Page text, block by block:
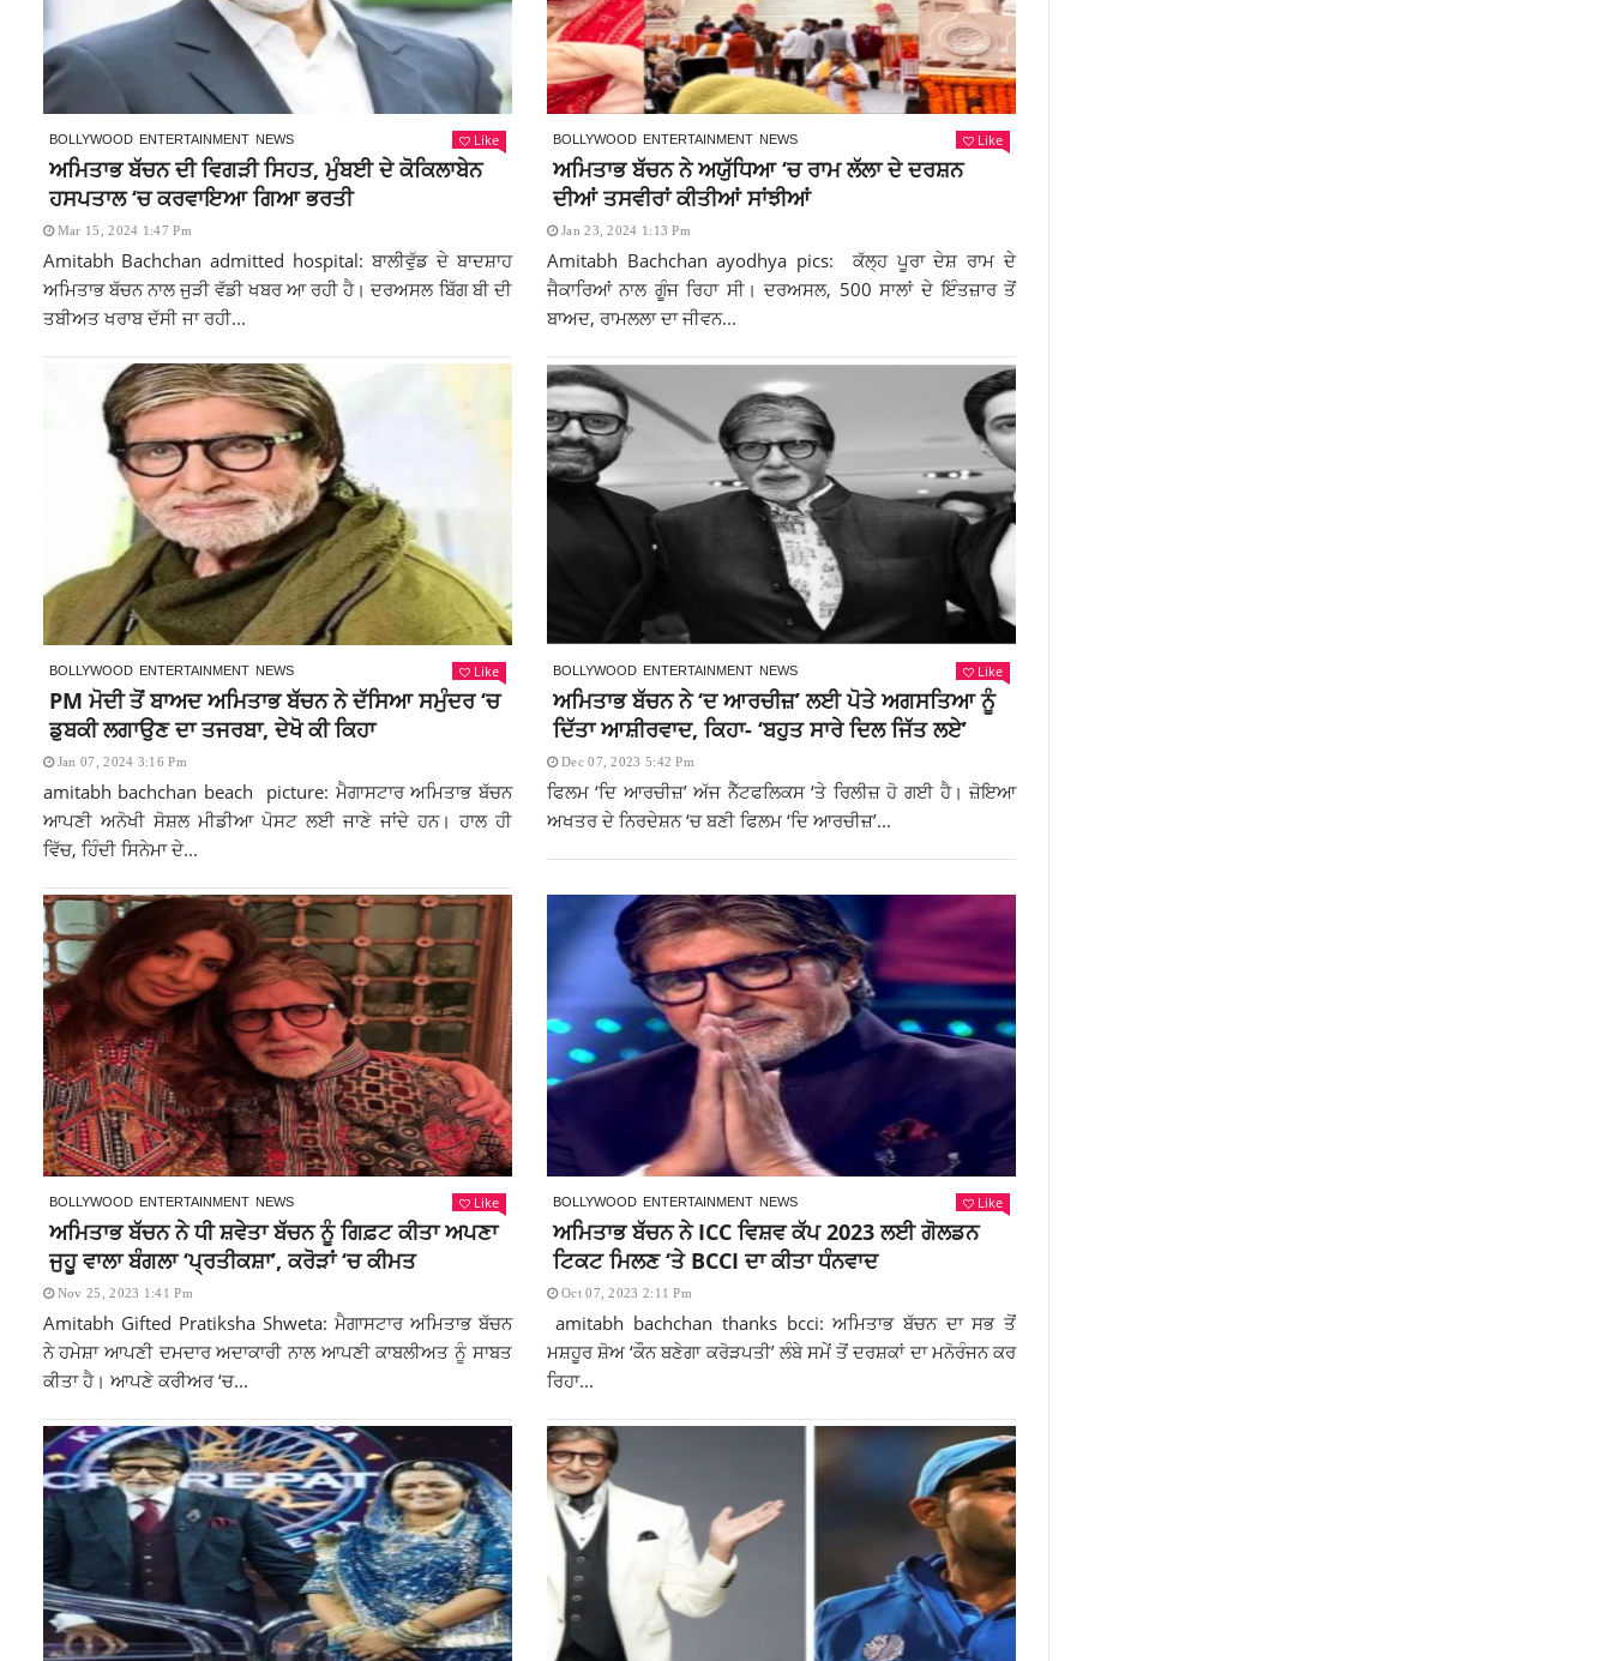
BOLLYWOOD ENTERTAINMENT NEWS Like
ਅਮਿਤਾਭ ਬੱਚਨ ਦੀ ਵਿਗੜੀ ਸਿਹਤ, ਮੁੰਬਈ ਦੇ ਕੋਕਿਲਾਬੇਨ
ਹਸਪਤਾਲ ‘ਚ ਕਰਵਾਇਆ ਗਿਆ ਭਰਤੀ
Mar 15, 2024 1:47 Pm
Amitabh Bachchan admitted hospital: ਬਾਲੀਵੁੱਡ ਦੇ ਬਾਦਸ਼ਾਹ
ਅਮਿਤਾਭ ਬੱਚਨ ਨਾਲ ਜੁੜੀ ਵੱਡੀ ਖਬਰ ਆ ਰਹੀ ਹੈ। ਦਰਅਸਲ ਬਿੱਗ ਬੀ ਦੀ
ਤਬੀਅਤ ਖਰਾਬ ਦੱਸੀ ਜਾ ਰਹੀ...
BOLLYWOOD ENTERTAINMENT NEWS Like
ਅਮਿਤਾਭ ਬੱਚਨ ਨੇ ਅਯੁੱਧਿਆ ‘ਚ ਰਾਮ ਲੱਲਾ ਦੇ ਦਰਸ਼ਨ
ਦੀਆਂ ਤਸਵੀਰਾਂ ਕੀਤੀਆਂ ਸਾਂਝੀਆਂ
Jan 23, 2024 1:13 Pm
Amitabh Bachchan ayodhya pics: ਕੱਲ੍ਹ ਪੂਰਾ ਦੇਸ਼ ਰਾਮ ਦੇ
ਜੈਕਾਰਿਆਂ ਨਾਲ ਗੂੰਜ ਰਿਹਾ ਸੀ। ਦਰਅਸਲ, 500 ਸਾਲਾਂ ਦੇ ਇੰਤਜ਼ਾਰ ਤੋਂ
ਬਾਅਦ, ਰਾਮਲਲਾ ਦਾ ਜੀਵਨ...
BOLLYWOOD ENTERTAINMENT NEWS Like
PM ਮੋਦੀ ਤੋਂ ਬਾਅਦ ਅਮਿਤਾਭ ਬੱਚਨ ਨੇ ਦੱਸਿਆ ਸਮੁੰਦਰ ‘ਚ
ਡੁਬਕੀ ਲਗਾਉਣ ਦਾ ਤਜਰਬਾ, ਦੇਖੋ ਕੀ ਕਿਹਾ
Jan 07, 2024 3:16 Pm
amitabh bachchan beach picture: ਮੈਗਾਸਟਾਰ ਅਮਿਤਾਭ ਬੱਚਨ
ਆਪਣੀ ਅਨੋਖੀ ਸੋਸ਼ਲ ਮੀਡੀਆ ਪੋਸਟ ਲਈ ਜਾਣੇ ਜਾਂਦੇ ਹਨ। ਹਾਲ ਹੀ
ਵਿੱਚ, ਹਿੰਦੀ ਸਿਨੇਮਾ ਦੇ...
BOLLYWOOD ENTERTAINMENT NEWS Like
ਅਮਿਤਾਭ ਬੱਚਨ ਨੇ ‘ਦ ਆਰਚੀਜ਼’ ਲਈ ਪੋਤੇ ਅਗਸਤਿਆ ਨੂੰ
ਦਿੱਤਾ ਆਸ਼ੀਰਵਾਦ, ਕਿਹਾ- ‘ਬਹੁਤ ਸਾਰੇ ਦਿਲ ਜਿੱਤ ਲਏ’
Dec 07, 2023 5:42 Pm
ਫਿਲਮ ‘ਦਿ ਆਰਚੀਜ਼’ ਅੱਜ ਨੈੱਟਫਲਿਕਸ ‘ਤੇ ਰਿਲੀਜ਼ ਹੋ ਗਈ ਹੈ। ਜ਼ੋਇਆ
ਅਖਤਰ ਦੇ ਨਿਰਦੇਸ਼ਨ ‘ਚ ਬਣੀ ਫਿਲਮ ‘ਦਿ ਆਰਚੀਜ਼’...
BOLLYWOOD ENTERTAINMENT NEWS Like
ਅਮਿਤਾਭ ਬੱਚਨ ਨੇ ਧੀ ਸ਼ਵੇਤਾ ਬੱਚਨ ਨੂੰ ਗਿਫ਼ਟ ਕੀਤਾ ਅਪਣਾ
ਜੁਹੂ ਵਾਲਾ ਬੰਗਲਾ ‘ਪ੍ਰਤੀਕਸ਼ਾ’, ਕਰੋੜਾਂ ‘ਚ ਕੀਮਤ
Nov 25, 2023 1:41 Pm
Amitabh Gifted Pratiksha Shweta: ਮੈਗਾਸਟਾਰ ਅਮਿਤਾਭ ਬੱਚਨ
ਨੇ ਹਮੇਸ਼ਾ ਆਪਣੀ ਦਮਦਾਰ ਅਦਾਕਾਰੀ ਨਾਲ ਆਪਣੀ ਕਾਬਲੀਅਤ ਨੂੰ ਸਾਬਤ
ਕੀਤਾ ਹੈ। ਆਪਣੇ ਕਰੀਅਰ ‘ਚ...
BOLLYWOOD ENTERTAINMENT NEWS Like
ਅਮਿਤਾਭ ਬੱਚਨ ਨੇ ICC ਵਿਸ਼ਵ ਕੱਪ 2023 ਲਈ ਗੋਲਡਨ
ਟਿਕਟ ਮਿਲਣ ‘ਤੇ BCCI ਦਾ ਕੀਤਾ ਧੰਨਵਾਦ
Oct 07, 2023 2:11 Pm
amitabh bachchan thanks bcci: ਅਮਿਤਾਭ ਬੱਚਨ ਦਾ ਸਭ ਤੋਂ
ਮਸ਼ਹੂਰ ਸ਼ੋਅ ‘ਕੌਨ ਬਣੇਗਾ ਕਰੋੜਪਤੀ’ ਲੰਬੇ ਸਮੇਂ ਤੋਂ ਦਰਸ਼ਕਾਂ ਦਾ ਮਨੋਰੰਜਨ ਕਰ
ਰਿਹਾ...